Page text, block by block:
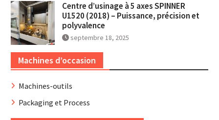
Centre d’usinage à 5 axes SPINNER
U1520 (2018) – Puissance, précision et
polyvalence
septembre 18, 2025
Machines d’occasion
Machines-outils
Packaging et Process